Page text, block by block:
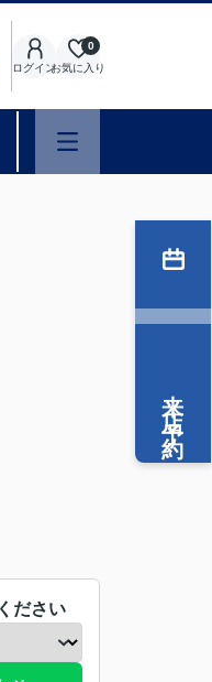
ログインお気に入り
0
ださい
来店予約